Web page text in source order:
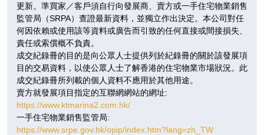
8 /
F
9 /
A
771呎
3房(1套)
即將發售
B
536呎
即將發售
C
498呎
即將發售
A
771呎
B
2房
2房
更新。準買家／客戶須自行向發展商、賣方或一手住宅物業銷售
監管局（SRPA）查證最新資料，並獨立作出決定。本公司對任
何因依賴或使用該等資料或廣告而引致的任何直接或間接損失、
責任或索償概不負責。
成交紀錄冊的目的是向公眾人士提供列於紀錄冊的關於該發展項
目的交易資料，以使公眾人士了解香港的住宅物業市場狀況。此
成交紀錄冊所列載的個人資料不應用於其他用途。
賣方就發展項目指定的互聯網網站的網址:
https://www.ktmarina2.com.hk/
一手住宅物業銷售監管局:
https://www.srpe.gov.hk/opip/index.htm?lang=zh_TW